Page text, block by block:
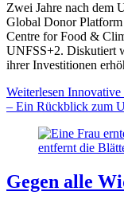
Zwei Jahre nach dem
Global Donor
Centre for Food &
UNFSS+2. Diskutiert
ihrer Investitionen
Weiterlesen Innovative
– Ein Rückblick zum
Gegen alle